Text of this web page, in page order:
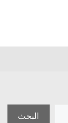
البحث